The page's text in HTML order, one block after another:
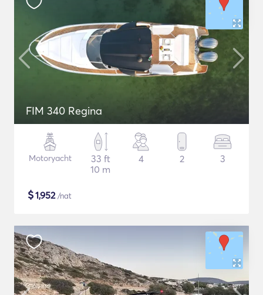
FIM 340 Regina
Motoryacht
33 ft
10 m
4 2 3
$1,952/nat